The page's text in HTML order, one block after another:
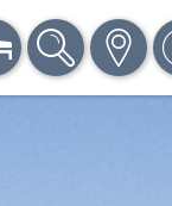
BUCHEN SUCHE KARTE